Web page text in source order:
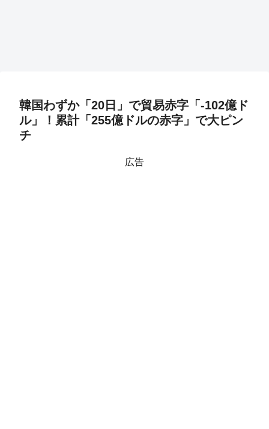
韓国わずか「20日」で貿易赤字「-102億ド
ル」！累計「255億ドルの赤字」で大ピン
チ
広告